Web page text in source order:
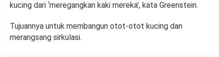
kucing dari ‘meregangkan kaki mereka’, kata Greenstein.
Tujuannya untuk membangun otot-otot kucing dan
merangsang sirkulasi.